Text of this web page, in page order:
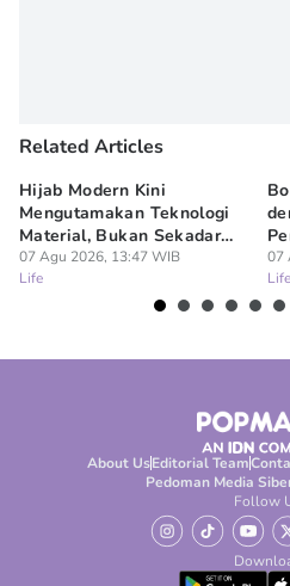
Related Articles
Hijab Modern Kini
Mengutamakan Teknologi
Material, Bukan Sekadar
Model
07 Agu 2026, 13:47 WIB
Life
07
Life
About UsEditorial Team
Pedoman Media
Follow